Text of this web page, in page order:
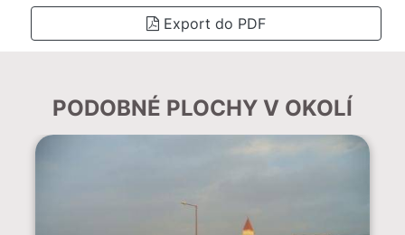
Export do PDF
PODOBNÉ PLOCHY V OKOLÍ